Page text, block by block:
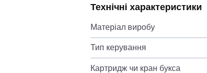
Технічні характеристики
Матеріал виробу
Тип керування
Картридж чи кран букса